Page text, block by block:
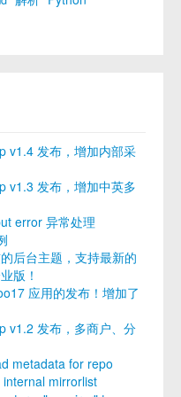
v1.4 发布，增加内部采
v1.3 发布，增加中英多
error 异常处理
后台主题，支持最新的
版！
应用的发布！增加了
v1.2 发布，多商户、分
metadata for repo
internal mirrorlist